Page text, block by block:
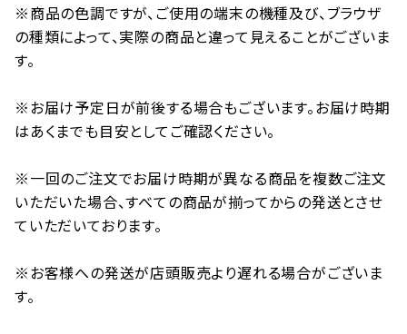
※商品の色調ですが、ご使用の端末の機種及び、ブラウザ
の種類によって、実際の商品と違って見えることがございま
す。
※お届け予定日が前後する場合もございます。お届け時期
はあくまでも目安としてご確認ください。
※一回のご注文でお届け時期が異なる商品を複数ご注文
いただいた場合、すべての商品が揃ってからの発送とさせ
ていただいております。
※お客様への発送が店頭販売より遅れる場合がございま
す。